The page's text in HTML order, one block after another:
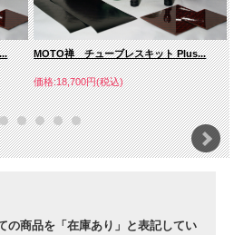
MOTO禅 チューブレスキット Plus...
価格:18,700円(税込)
の商品を「在庫あり」と表記してい